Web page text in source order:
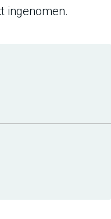
ingenomen.